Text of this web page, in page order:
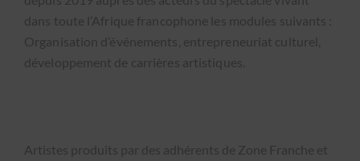
dans toute l’Afrique fran­coph­o­ne les mod­ules suiv­ants :
Organ­i­sa­tion d’événements, entre­pre­neuri­at cul­turel,
développe­ment de car­rières artis­tiques.
Artistes pro­duits par des adhérents de Zone Franche et